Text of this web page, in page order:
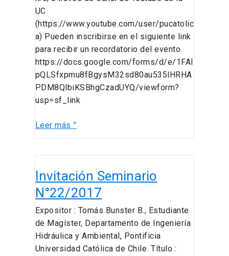
UC
(https://www.youtube.com/user/pucatolic
a) Pueden inscribirse en el siguiente link
para recibir un recordatorio del evento.
https://docs.google.com/forms/d/e/1FAI
pQLSfxpmu8fBgysM32sd80au535lHRHA
PDM8QlbiKSBhgCzadUYQ/viewform?
usp=sf_link
Leer más ”
Invitación Seminario
N°22/2017
Expositor : Tomás Bunster B., Estudiante
de Magíster, Departamento de Ingeniería
Hidráulica y Ambiental, Pontificia
Universidad Católica de Chile. Título :
Seminario
N°22/2017